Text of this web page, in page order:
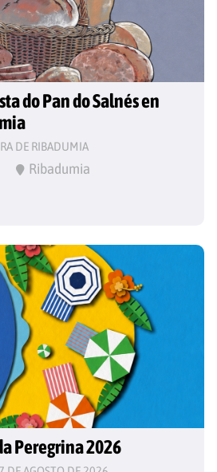
do Pan do Salnés en
DE RIBADUMIA
Ribadumia
Peregrina 2026